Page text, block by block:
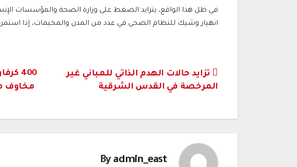
في ظل هذا الواقع، يتزايد الضغط على وزارة الصحة والمؤسسات
انهيار وشيك للنظام الصحي في عدد من المدن والمخيمات، إذا
تصفّح
المقالات
400
مخاوف
تزايد حالات الهدم الذاتي للمباني غير
المرخصة في القدس الشرقية
By admin_east